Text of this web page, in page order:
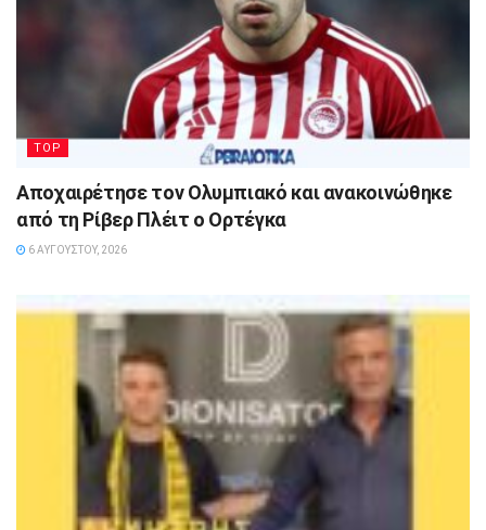
TOP
Αποχαιρέτησε τον Ολυμπιακό και ανακοινώθηκε
από τη Ρίβερ Πλέιτ ο Ορτέγκα
6 ΑΥΓΟΎΣΤΟΥ, 2026